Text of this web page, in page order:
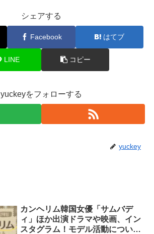
シェアする
Facebook はてブ
LINE コピー
yuckeyをフォローする
yuckey
カンヘリム韓国女優「サムバデ
ィ」ほか出演ドラマや映画、イン
スタグラム！モデル活動につい